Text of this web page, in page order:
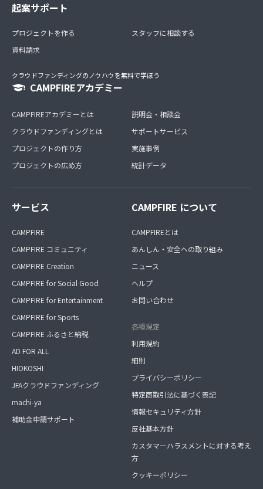
起案サポート
プロジェクトを作る
資料請求
スタッフに相談する
クラウドファンディングのノウハウを無料で学ぼう
CAMPFIREアカデミー
CAMPFIREアカデミーとは
クラウドファンディングとは
プロジェクトの作り方
プロジェクトの広め方
説明会・相談会
サポートサービス
実施事例
統計データ
サービス
CAMPFIRE
CAMPFIRE コミュニティ
CAMPFIRE Creation
CAMPFIRE for Social Good
CAMPFIRE for Entertainment
CAMPFIRE for Sports
CAMPFIRE ふるさと納税
AD FOR ALL
HIOKOSHI
JFAクラウドファンディング
machi-ya
補助金申請サポート
CAMPFIRE について
CAMPFIREとは
あんしん・安全への取り組み
ニュース
ヘルプ
お問い合わせ
各種規定
利用規約
細則
プライバシーポリシー
特定商取引法に基づく表記
情報セキュリティ方針
反社基本方針
カスタマーハラスメントに対する考え
方
クッキーポリシー